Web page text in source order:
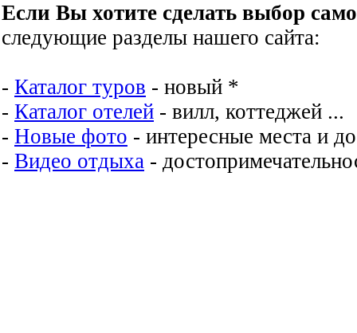
Если Вы хотите сделать выбор
следующие разделы нашего сайта:
- Каталог туров - новый *
- Каталог отелей - вилл, коттеджей ...
- Новые фото - интересные места и
- Видео отдыха -